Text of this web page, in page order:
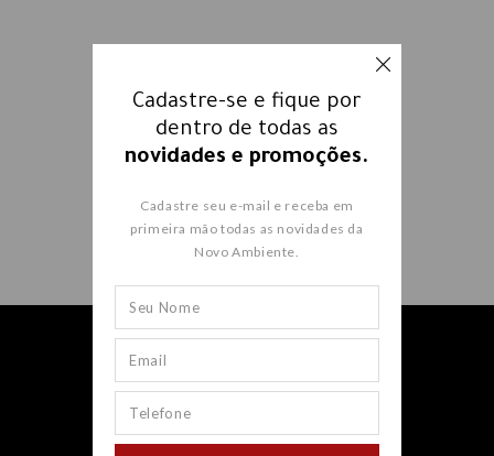
Receba nossos e-mails e fique
por dentrode todas as
novidades e promoções.
Cadastre-se e fique por
dentro de todas as
novidades e promoções.
Cadastre seu e-mail e receba em
primeira mão todas as novidades da
Novo Ambiente.